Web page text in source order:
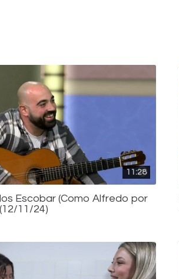
11:28
Escobar (Como Alfredo por
11/24)